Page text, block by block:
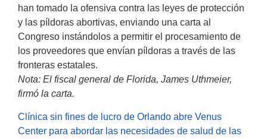
han tomado la ofensiva contra las leyes de protección
y las píldoras abortivas, enviando una carta al
Congreso instándolos a permitir el procesamiento de
los proveedores que envían píldoras a través de las
fronteras estatales.
Nota: El fiscal general de Florida, James Uthmeier,
firmó la carta.
Clínica sin fines de lucro de Orlando abre Venus
Center para abordar las necesidades de salud de las